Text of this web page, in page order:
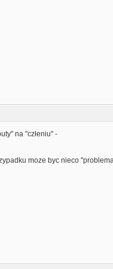
na "człeniu" -
moze byc nieco